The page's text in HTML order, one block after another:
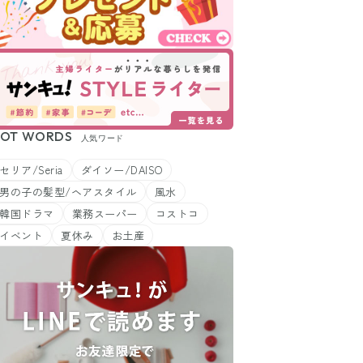
WORDS 人気ワード
セリア/Seria
ダイソー/DAISO
男の子の髪型/ヘアスタイル
風水
韓国ドラマ
業務スーパー
コストコ
イベント
夏休み お土産